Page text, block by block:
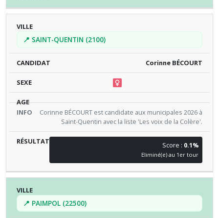
📍 SAINT-QUENTIN (2100)
Corinne BÉCOURT
Corinne BÉCOURT est candidate aux municipales 2026 à
Saint-Quentin avec la liste 'Les voix de la Colère'.
Score : 0.1%
Eliminé(e) au 1er tour
📍 PAIMPOL (22500)